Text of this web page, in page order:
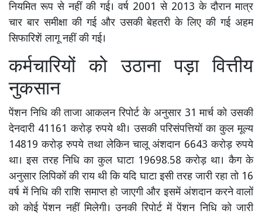
नियमित रूप से नहीं की गई। वर्ष 2001 से 2013 के दौरान मात्र
चार बार समीक्षा की गई और उसकी बेहतरी के लिए की गई अहम
सिफारिशें लागू नहीं की गई।
कर्मचारियों को उठाना पड़ा वित्तीय
नुकसान
पेंशन निधि की ताजा आकलन रिपोर्ट के अनुसार 31 मार्च को उसकी
देनदारी 41161 करोड़ रुपये थी। उसकी परिसंपत्तियों का कुल मूल्य
14819 करोड़ रुपये तथा लेकिन चालू अंशदान 6643 करोड़ रुपये
था। इस तरह निधि का कुल घाटा 19698.58 करोड़ था। कैग के
अनुसार लिपिकों की राय थी कि यदि घाटा इसी तरह जारी रहा तो 16
वर्ष में निधि की राशि समाप्त हो जाएगी और इसमें अंशदान करने वालों
को कोई पेंशन नहीं मिलेगी। उनकी रिपोर्ट में पेंशन निधि को जारी